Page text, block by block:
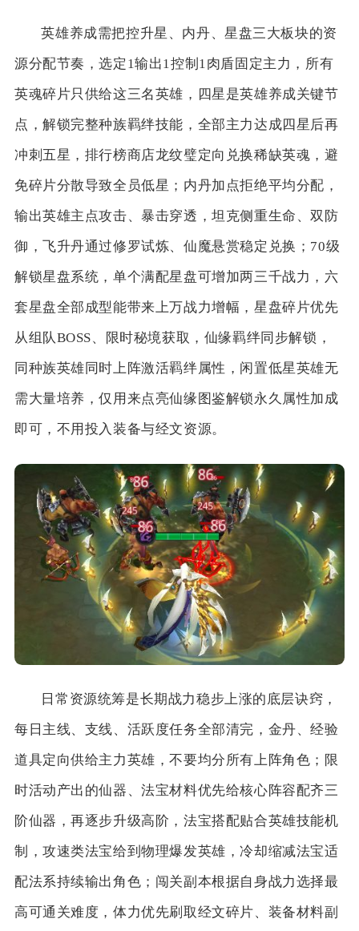
英雄养成需把控升星、内丹、星盘三大板块的资
源分配节奏，选定1输出1控制1肉盾固定主力，所有
英魂碎片只供给这三名英雄，四星是英雄养成关键节
点，解锁完整种族羁绊技能，全部主力达成四星后再
冲刺五星，排行榜商店龙纹璧定向兑换稀缺英魂，避
免碎片分散导致全员低星；内丹加点拒绝平均分配，
输出英雄主点攻击、暴击穿透，坦克侧重生命、双防
御，飞升丹通过修罗试炼、仙魔悬赏稳定兑换；70级
解锁星盘系统，单个满配星盘可增加两三千战力，六
套星盘全部成型能带来上万战力增幅，星盘碎片优先
从组队BOSS、限时秘境获取，仙缘羁绊同步解锁，
同种族英雄同时上阵激活羁绊属性，闲置低星英雄无
需大量培养，仅用来点亮仙缘图鉴解锁永久属性加成
即可，不用投入装备与经文资源。
日常资源统筹是长期战力稳步上涨的底层诀窍，
每日主线、支线、活跃度任务全部清完，金丹、经验
道具定向供给主力英雄，不要均分所有上阵角色；限
时活动产出的仙器、法宝材料优先给核心阵容配齐三
阶仙器，再逐步升级高阶，法宝搭配贴合英雄技能机
制，攻速类法宝给到物理爆发英雄，冷却缩减法宝适
配法系持续输出角色；闯关副本根据自身战力选择最
高可通关难度，体力优先刷取经文碎片、装备材料副